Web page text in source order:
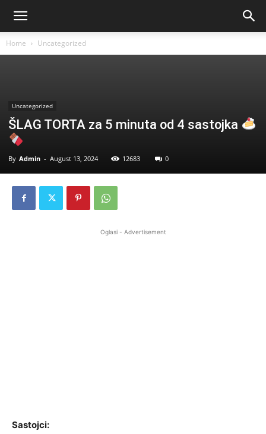
Home Uncategorized
Uncategorized
ŠLAG TORTA za 5 minuta od 4 sastojka
By Admin - August 13, 2024 12683 0
Oglasi - Advertisement
Sastojci: